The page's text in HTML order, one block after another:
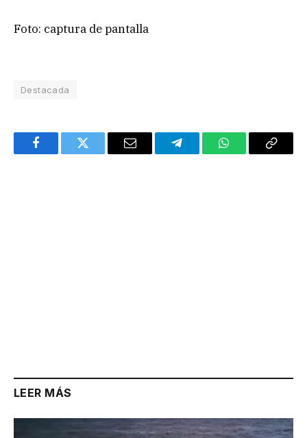
Foto: captura de pantalla
Destacada
FacebookTwitter Email TelegramWhatsAppCopy
LEER MÁS